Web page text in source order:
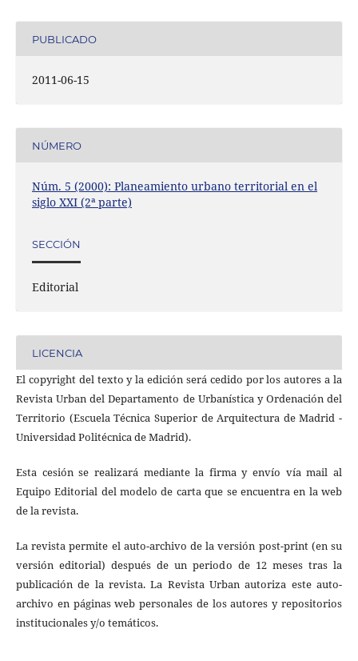
PUBLICADO
2011-06-15
NÚMERO
Núm. 5 (2000): Planeamiento urbano territorial en el
siglo XXI (2ª parte)
SECCIÓN
Editorial
LICENCIA
El copyright del texto y la edición será cedido por los autores a la
Revista Urban del Departamento de Urbanística y Ordenación del
Territorio (Escuela Técnica Superior de Arquitectura de Madrid -
Universidad Politécnica de Madrid).
Esta cesión se realizará mediante la firma y envío vía mail al
Equipo Editorial del modelo de carta que se encuentra en la web
de la revista.
La revista permite el auto-archivo de la versión post-print (en su
versión editorial) después de un periodo de 12 meses tras la
publicación de la revista. La Revista Urban autoriza este auto-
archivo en páginas web personales de los autores y repositorios
institucionales y/o temáticos.